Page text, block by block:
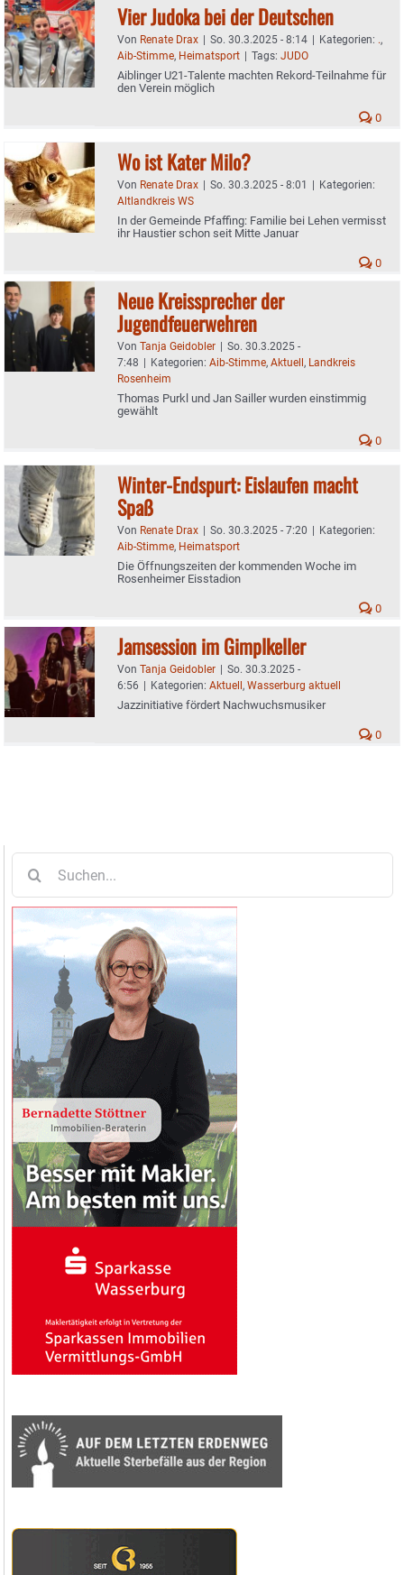
Vier Judoka bei der Deutschen
Von Renate Drax | So. 30.3.2025 - 8:14 | Kategorien: .,
Aib-Stimme, Heimatsport | Tags: JUDO
Aiblinger U21-Talente machten Rekord-Teilnahme für
den Verein möglich
0
Wo ist Kater Milo?
Von Renate Drax | So. 30.3.2025 - 8:01 | Kategorien:
Altlandkreis WS
In der Gemeinde Pfaffing: Familie bei Lehen vermisst
ihr Haustier schon seit Mitte Januar
0
Neue Kreissprecher der
Jugendfeuerwehren
Von Tanja Geidobler | So. 30.3.2025 -
7:48 | Kategorien: Aib-Stimme, Aktuell, Landkreis
Rosenheim
Thomas Purkl und Jan Sailler wurden einstimmig
gewählt
0
Winter-Endspurt: Eislaufen macht
Spaß
Von Renate Drax | So. 30.3.2025 - 7:20 | Kategorien:
Aib-Stimme, Heimatsport
Die Öffnungszeiten der kommenden Woche im
Rosenheimer Eisstadion
0
Jamsession im Gimplkeller
Von Tanja Geidobler | So. 30.3.2025 -
6:56 | Kategorien: Aktuell, Wasserburg aktuell
Jazzinitiative fördert Nachwuchsmusiker
0
nach: